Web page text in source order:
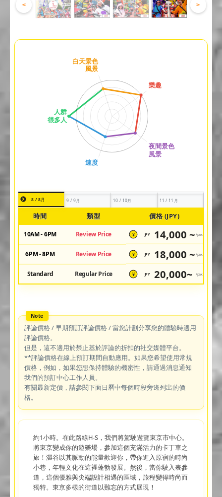
< >
8 / 8月 9 / 9月 10 / 10月 11 / 11月
時間 類型 價格 (JPY)
10AM - 6PM Review Price ¥ JPY 14,000 ~ /pax
6PM - 8PM Review Price ¥ JPY 18,000 ~ /pax
Standard Regular Price ¥ JPY 20,000~ /pax
評論價格 / 早期預訂評論價格 / 當您計劃分享您的體驗時適用
評論價格。
但是，這不適用於禁止基於評論的折扣的社交媒體平台。
**評論價格在線上預訂期間自動應用。如果您希望使用常規
價格，例如，如果您想保持體驗的機密性，請通過消息通知
我們的預訂中心工作人員。
有關最新定價，請參閱下面日曆中每個時段旁邊列出的價
格。
約1小時。在此路線H-S，我們將駕駛遊覽東京市中心。
將東京變成你的遊樂場，參加這個充滿活力的卡丁車之
旅！澀谷以其脈動的能量歡迎你，帶你進入原宿的時尚
小巷，年輕文化在這裡蓬勃發展。然後，當你駛入表參
道，這個優雅與尖端設計相遇的區域，旅程變得時尚而
獨特。東京多樣的街道以難忘的方式展現！